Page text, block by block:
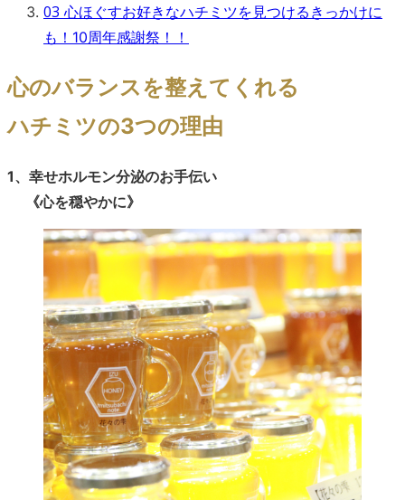
03 心ほぐすお好きなハチミツを見つけるきっかけに
も！10周年感謝祭！！
心のバランスを整えてくれる
ハチミツの3つの理由
1、幸せホルモン分泌のお手伝い
《心を穏やかに》